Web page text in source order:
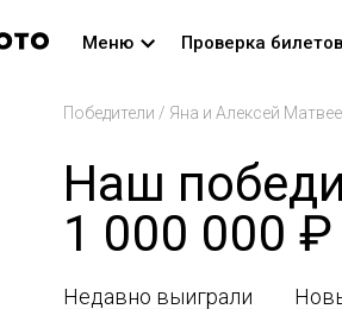
Меню Проверка билетов
Победители / Яна и Алексей
Наш
1 000 000 ₽
Недавно выиграли